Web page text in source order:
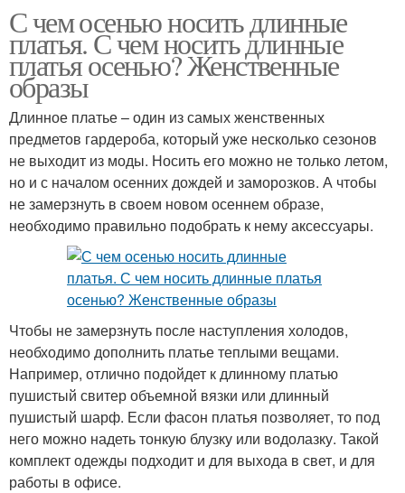
С чем осенью носить длинные
платья. С чем носить длинные
платья осенью? Женственные
образы
Длинное платье – один из самых женственных
предметов гардероба, который уже несколько сезонов
не выходит из моды. Носить его можно не только летом,
но и с началом осенних дождей и заморозков. А чтобы
не замерзнуть в своем новом осеннем образе,
необходимо правильно подобрать к нему аксессуары.
Чтобы не замерзнуть после наступления холодов,
необходимо дополнить платье теплыми вещами.
Например, отлично подойдет к длинному платью
пушистый свитер объемной вязки или длинный
пушистый шарф. Если фасон платья позволяет, то под
него можно надеть тонкую блузку или водолазку. Такой
комплект одежды подходит и для выхода в свет, и для
работы в офисе.